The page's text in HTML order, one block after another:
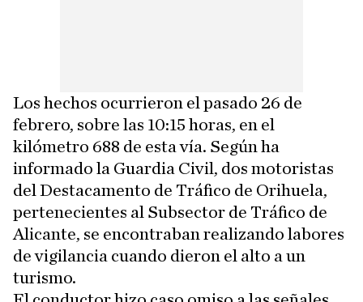
Los hechos ocurrieron el pasado 26 de
febrero, sobre las 10:15 horas, en el
kilómetro 688 de esta vía. Según ha
informado la Guardia Civil, dos motoristas
del Destacamento de Tráfico de Orihuela,
pertenecientes al Subsector de Tráfico de
Alicante, se encontraban realizando labores
de vigilancia cuando dieron el alto a un
turismo.